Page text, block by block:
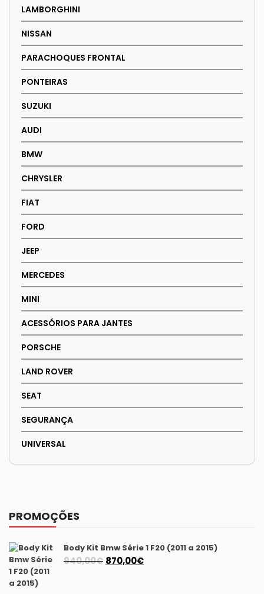
LAMBORGHINI
NISSAN
PARACHOQUES FRONTAL
PONTEIRAS
SUZUKI
AUDI
BMW
CHRYSLER
FIAT
FORD
JEEP
MERCEDES
MINI
ACESSÓRIOS PARA JANTES
PORSCHE
LAND ROVER
SEAT
SEGURANÇA
UNIVERSAL
PROMOÇÕES
Body Kit Bmw Série 1 F20 (2011 a 2015)
940,00€ O
870,00€O